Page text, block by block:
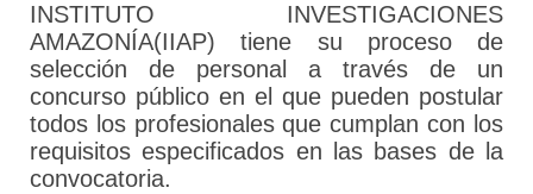
INSTITUTO INVESTIGACIONES
AMAZONÍA(IIAP) tiene su proceso de
selección de personal a través de un
concurso público en el que pueden postular
todos los profesionales que cumplan con los
requisitos especificados en las bases de la
convocatoria.